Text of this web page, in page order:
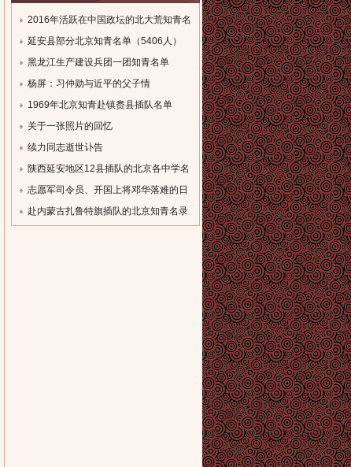
年文艺联欢会”。热烈欢迎广大知青朋友
参加。...
2016年活跃在中国政坛的北大荒知青名
单
[field:description
function='cn_substr(@me,80)'/]...
延安县部分北京知青名单（5406人）
[field:description
function='cn_substr(@me,80)'/]...
黑龙江生产建设兵团一团知青名单
（一）
[field:description
function='cn_substr(@me,80)'/]...
杨屏：习仲勋与近平的父子情
[field:description
function='cn_substr(@me,80)'/]...
1969年北京知青赴镇赉县插队名单
[field:description
function='cn_substr(@me,80)'/]...
关于一张照片的回忆
[field:description
function='cn_substr(@me,80)'/]...
续力同志逝世讣告
[field:description
function='cn_substr(@me,80)'/]...
陕西延安地区12县插队的北京各中学名
录
[field:description
志愿军司令员、开国上将邓华落难的日
子
赴内蒙古扎鲁特旗插队的北京知青名录